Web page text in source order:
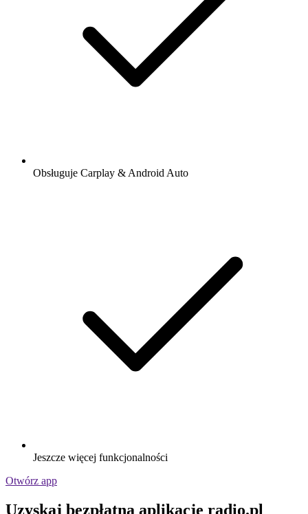
Obsługuje Carplay & Android Auto
Jeszcze więcej funkcjonalności
Otwórz app
Uzyskaj bezpłatną aplikację radio.pl